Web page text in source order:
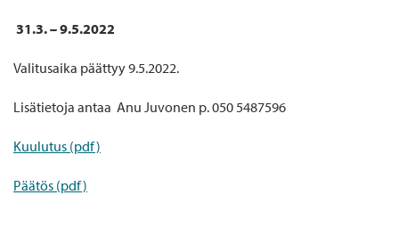
31.3.–9.5.2022
Valitusaika päättyy 9.5.2022.
Lisätietoja antaa Anu Juvonen p. 050 5487596
Kuulutus (pdf)
Päätös (pdf)